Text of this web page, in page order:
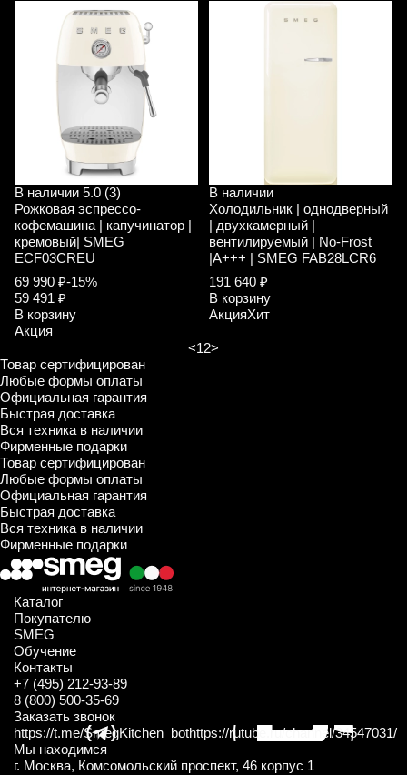
В наличии 5.0 (3)
Рожковая эспрессо-
кофемашина | капучинатор |
кремовый| SMEG
ECF03CREU
69 990 ₽-15%
59 491 ₽
В корзину
Акция
В наличии
Холодильник | однодверный
| двухкамерный |
вентилируемый | No-Frost
|A+++ | SMEG FAB28LCR6
191 640 ₽
В корзину
АкцияХит
<12>
Товар сертифицирован
Любые формы оплаты
Официальная гарантия
Быстрая доставка
Вся техника в наличии
Фирменные подарки
Товар сертифицирован
Любые формы оплаты
Официальная гарантия
Быстрая доставка
Вся техника в наличии
Фирменные подарки
Каталог
Покупателю
SMEG
Обучение
Контакты
+7 (495) 212-93-89
8 (800) 500-35-69
Заказать звонок
https://t.me/SmegKitchen_bothttps://rutube.ru/channel/34547031/
Мы находимся
г. Москва, Комсомольский проспект, 46 корпус 1